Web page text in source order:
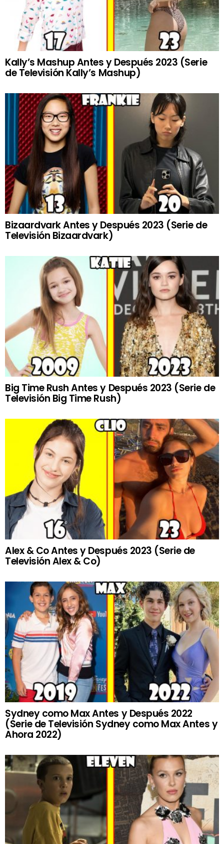
Kally’s Mashup Antes y Después 2023 (Serie
de Televisión Kally’s Mashup)
Bizaardvark Antes y Después 2023 (Serie de
Televisión Bizaardvark)
Big Time Rush Antes y Después 2023 (Serie de
Televisión Big Time Rush)
Alex & Co Antes y Después 2023 (Serie de
Televisión Alex & Co)
Sydney como Max Antes y Después 2022
(Serie de Televisión Sydney como Max Antes y
Ahora 2022)